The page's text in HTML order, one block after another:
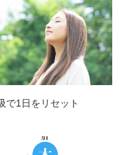
で1日をリセット